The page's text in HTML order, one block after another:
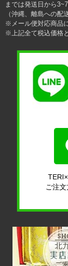
までは発送日から
（沖縄、離島への配
※メール便対応商品
※上記全て税込価格
ご注